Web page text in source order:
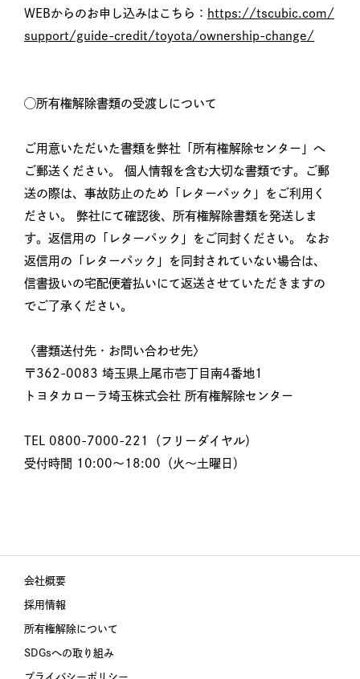
WEBからのお申し込みはこちら： https://tscubic.com/
support/guide-credit/toyota/ownership-change/
◯所有権解除書類の受渡しについて
ご用意いただいた書類を弊社「所有権解除センター」へ
ご郵送ください。 個人情報を含む大切な書類です。ご郵
送の際は、事故防止のため「レターパック」をご利用く
ださい。 弊社にて確認後、所有権解除書類を発送しま
す。返信用の「レターパック」をご同封ください。 なお
返信用の「レターパック」を同封されていない場合は、
信書扱いの宅配便着払いにて返送させていただきますの
でご了承ください。
〈書類送付先・お問い合わせ先〉
〒362-0083 埼玉県上尾市壱丁目南4番地1
トヨタカローラ埼玉株式会社 所有権解除センター
TEL 0800-7000-221（フリーダイヤル）
受付時間 10:00～18:00（火〜土曜日）
会社概要
採用情報
所有権解除について
SDGsへの取り組み